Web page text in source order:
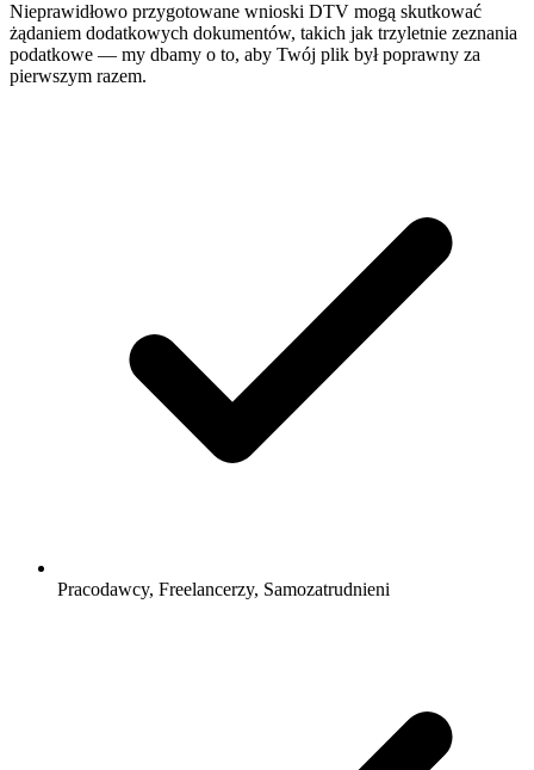
Nieprawidłowo przygotowane wnioski DTV mogą skutkować
żądaniem dodatkowych dokumentów, takich jak trzyletnie zeznania
podatkowe — my dbamy o to, aby Twój plik był poprawny za
pierwszym razem.
Pracodawcy, Freelancerzy, Samozatrudnieni